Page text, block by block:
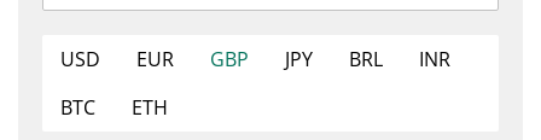
USD EUR GBP JPY BRL
INR
BTC
ETH